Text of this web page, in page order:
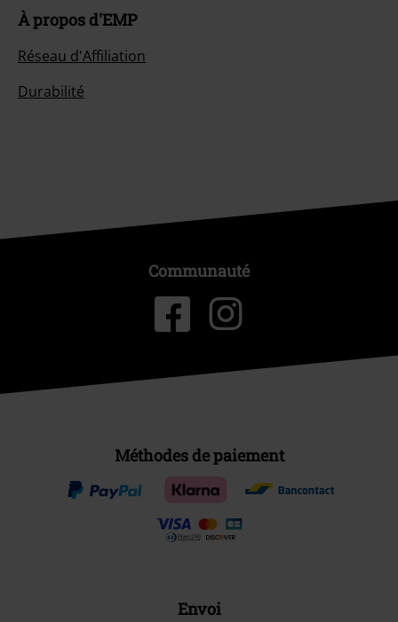
À propos d'EMP
Réseau d'Affiliation
Durabilité
Communauté
Méthodes de paiement
Envoi